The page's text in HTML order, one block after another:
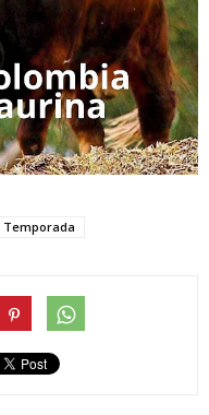
Temporada